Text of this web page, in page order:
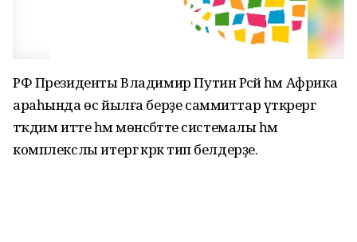
РФ Президенты Владимир Путин Рәсәй һәм Африка
араһында өс йылға берҙе саммиттар үткәрергә
тәҡдим итте һәм мөнәсәбәтте системалы һәм
комплекслы итергә кәрәк тип белдерҙе.